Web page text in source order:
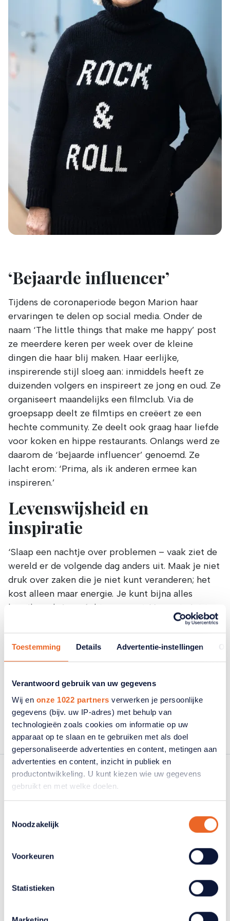
Toestemming Details Advertentie-instellingen
Verantwoord gebruik van uw gegevens
Wij en onze 1022 partners verwerken je persoonlijke
gegevens (bijv. uw IP-adres) met behulp van
technologieën zoals cookies om informatie op uw
apparaat op te slaan en te gebruiken met als doel
gepersonaliseerde advertenties en content, metingen aan
advertenties en content, inzicht in publiek en
productontwikkeling. U kunt kiezen wie uw gegevens
gebruikt en met welke doelen.
Informatie verzamelen over uw geografische
Uw apparaat identificeren door het actief te
scannen op specifieke eigenschappen (fingerprinting)
verwerkt en stel uw voorkeuren in het
detailgedeelte in.
Noodzakelijk
Voorkeuren
Statistieken
‘Bejaarde influencer’
Tijdens de coronaperiode begon Marion haar
ervaringen te delen op social media. Onder de
naam ‘The little things that make me happy’ post
ze meerdere keren per week over de kleine
dingen die haar blij maken. Haar eerlijke,
inspirerende stijl sloeg aan: inmiddels heeft ze
duizenden volgers en inspireert ze jong en oud. Ze
organiseert maandelijks een filmclub. Via de
groepsapp deelt ze filmtips en creëert ze een
hechte community. Ze deelt ook graag haar liefde
voor koken en hippe restaurants. Onlangs werd ze
daarom de ‘bejaarde influencer’ genoemd. Ze
lacht erom: ‘Prima, als ik anderen ermee kan
inspireren.’
Levenswijsheid en
inspiratie
‘Slaap een nachtje over problemen – vaak ziet de
wereld er de volgende dag anders uit. Maak je niet
druk over zaken die je niet kunt veranderen; het
kost alleen maar energie. Je kunt bijna alles
bereiken als je er écht voor gaat. Vergeet niet te